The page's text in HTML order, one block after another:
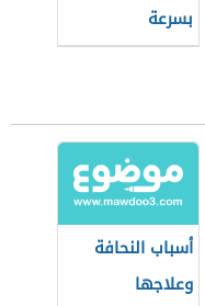
بسرعة
أسباب النحافة
وعلاجها